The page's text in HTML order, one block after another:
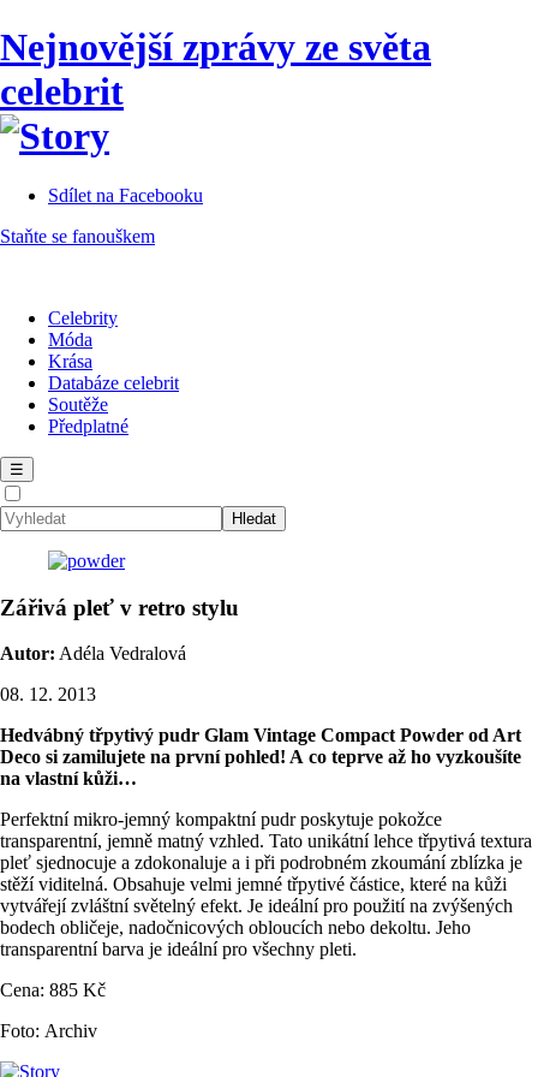
Nejnovější zprávy ze světa
celebrit
Sdílet na Facebooku
Staňte se fanouškem
Celebrity
Móda
Krása
Databáze celebrit
Soutěže
Předplatné
☰
Zářivá pleť v retro stylu
Autor: Adéla Vedralová
08. 12. 2013
Hedvábný třpytivý pudr Glam Vintage Compact Powder od Art
Deco si zamilujete na první pohled! A co teprve až ho vyzkoušíte
na vlastní kůži…
Perfektní mikro-jemný kompaktní pudr poskytuje pokožce
transparentní, jemně matný vzhled. Tato unikátní lehce třpytivá textura
pleť sjednocuje a zdokonaluje a i při podrobném zkoumání zblízka je
stěží viditelná. Obsahuje velmi jemné třpytivé částice, které na kůži
vytvářejí zvláštní světelný efekt. Je ideální pro použití na zvýšených
bodech obličeje, nadočnicových obloucích nebo dekoltu. Jeho
transparentní barva je ideální pro všechny pleti.
Cena: 885 Kč
Foto: Archiv